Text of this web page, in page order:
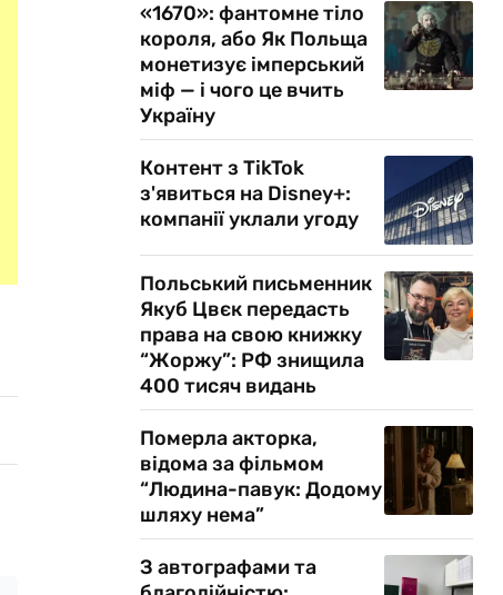
«1670»: фантомне тіло
короля, або Як Польща
монетизує імперський
міф — і чого це вчить
Україну
Контент з TikTok
з'явиться на Disney+:
компанії уклали угоду
Польський письменник
Якуб Цвєк передасть
права на свою книжку
“Жоржу”: РФ знищила
400 тисяч видань
Померла акторка,
відома за фільмом
“Людина-павук: Додому
шляху нема”
З автографами та